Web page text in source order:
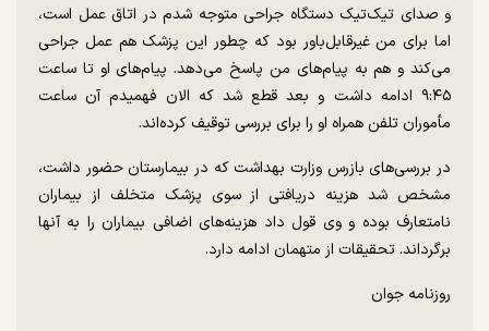
و صدای تیک‌تیک دستگاه جراحی متوجه شدم در اتاق عمل است،
اما برای من غیر‌قابل‌باور بود که چطور این پزشک هم عمل جراحی
می‌کند و هم به پیام‌های من پاسخ می‌دهد. پیام‌های او تا ساعت
۹:۴۵ ادامه داشت و بعد قطع شد که الان فهمیدم آن ساعت
مأموران تلفن همراه او را برای بررسی توقیف کرده‌اند.
در بررسی‌های بازرس وزارت بهداشت که در بیمارستان حضور داشت،
مشخص شد هزینه دریافتی از سوی پزشک متخلف از بیماران
نامتعارف بوده و وی قول داد هزینه‌های اضافی بیماران را به آنها
برگرداند. تحقیقات از متهمان ادامه دارد.
روزنامه جوان